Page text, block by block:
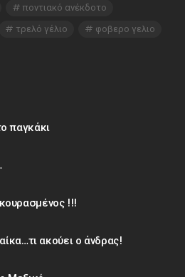
ποντιακό ανέκδοτο
τρελό γέλιο
φοβερο γελιο
παγκάκι
!!!
ακούει ο άνδρας!